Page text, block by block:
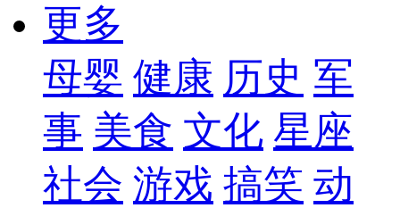
更多
母婴 健康 历史 军
事 美食 文化 星座
社会 游戏 搞笑 动